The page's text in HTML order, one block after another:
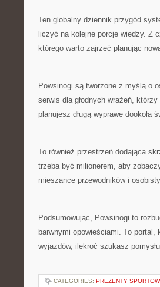
Ten globalny dziennik przygód
liczyć na kolejne porcje wiedzy. Z
którego warto zajrzeć planując
Powsinogi są tworzone z myślą o
serwis dla głodnych wrażeń,
planujesz długą wyprawę
To również przestrzeń dodająca
trzeba być milionerem, aby
mieszance przewodników i
Podsumowując, Powsinogi to
barwnymi opowieściami. To
wyjazdów, ilekroć szukasz
CATEGORIES: PREZENTY